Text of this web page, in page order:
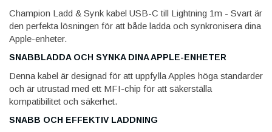
Champion Ladd & Synk kabel USB-C till Lightning 1m - Svart är
den perfekta lösningen för att både ladda och synkronisera dina
Apple-enheter.
SNABBLADDA OCH SYNKA DINA APPLE-ENHETER
Denna kabel är designad för att uppfylla Apples höga standarder
och är utrustad med ett MFI-chip för att säkerställa
kompatibilitet och säkerhet.
SNABB OCH EFFEKTIV LADDNING